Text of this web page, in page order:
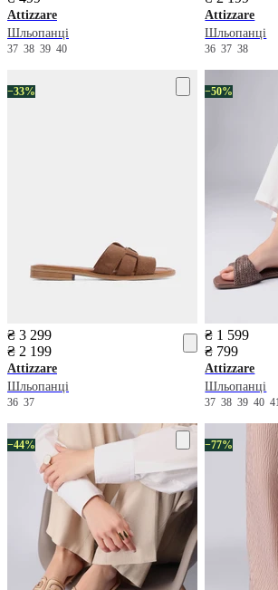
Attizzare
Шльопанці
37 38 39 40
Attizzare
Шльопанці
363738
−33%
₴ 3 299
₴ 2 199
Attizzare
Шльопанці
36 37
−50%
₴ 1 599
₴ 799
Attizzare
Шльопанці
37383940
−44% −77%